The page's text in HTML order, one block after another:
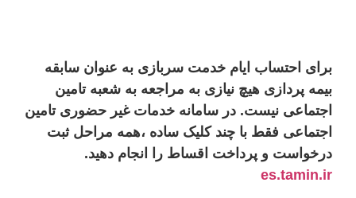
برای احتساب ایام خدمت سربازی به عنوان سابقه
بیمه پردازی هیچ نیازی به مراجعه به شعبه تامین
اجتماعی نیست. در سامانه خدمات غیر حضوری تامین
اجتماعی فقط با چند کلیک ساده ،همه مراحل ثبت
درخواست و پرداخت اقساط را انجام دهید.
es.tamin.ir